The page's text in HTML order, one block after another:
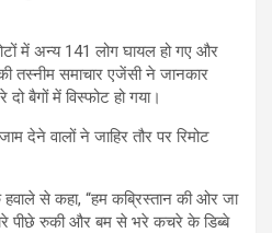
में अन्य 141 लोग घायल हो गए और
तस्नीम समाचार एजेंसी ने जानकार
बैगों में विस्फोट हो गया।
देने वालों ने जाहिर तौर पर रिमोट
से कहा, “हम कब्रिस्तान की ओर जा
पीछे रुकी और बम से भरे कचरे के डिब्बे